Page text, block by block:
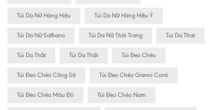
Túi Da Nữ Hàng Hiệu Túi Da Nữ Hàng Hiệu Ý
Túi Da Nữ Saffiano Túi Da Nữ Thời Trang Tui Da That
Túi Da Thât Túi Da Thật Túi Đeo Chéo
Túi Đeo Chéo Công Sở Túi Đeo Chéo Gianni Conti
Túi Đeo Chéo Màu Đỏ Túi Đeo Chéo Nam